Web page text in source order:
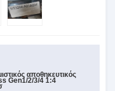
αποθηκευτικός
Gen1/2/3/4 1:4